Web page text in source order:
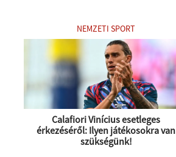
NEMZETI SPORT
Calafiori Vinícius esetleges
érkezéséről: Ilyen játékosokra van
szükségünk!